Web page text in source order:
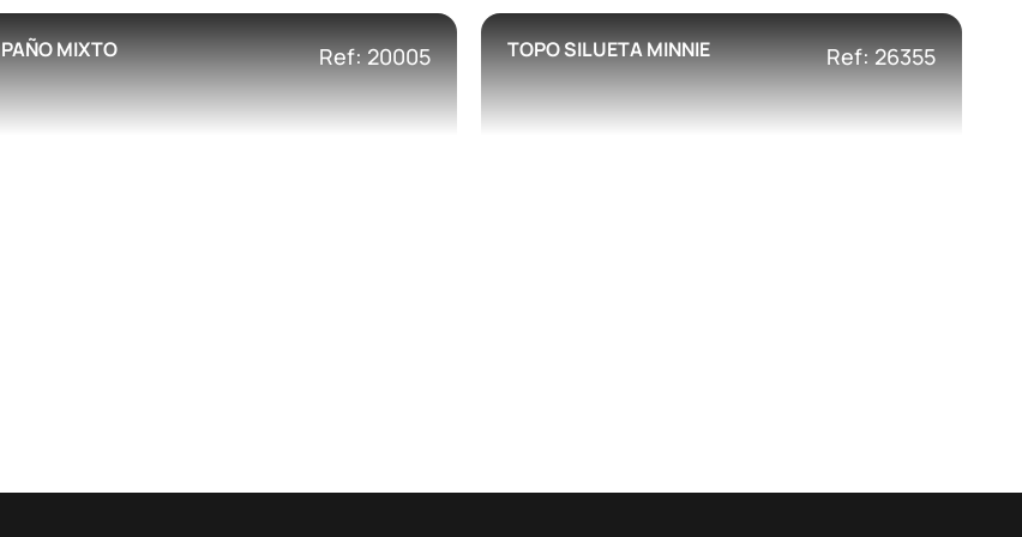
PAÑO MIXTO Ref: 20005 TOPO SILUETA MINNIE Ref: 26355